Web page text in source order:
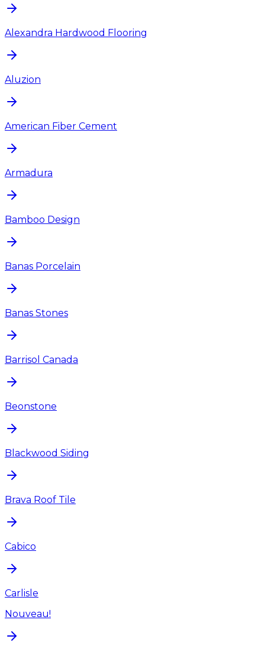
Alexandra Hardwood Flooring
Aluzion
American Fiber Cement
Armadura
Bamboo Design
Banas Porcelain
Banas Stones
Barrisol Canada
Beonstone
Blackwood Siding
Brava Roof Tile
Cabico
Carlisle
Nouveau!